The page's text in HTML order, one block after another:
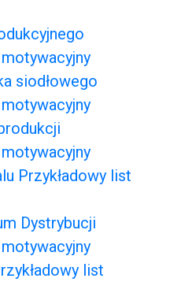
siodłowego
Przykładowy list
Dystrybucji
list